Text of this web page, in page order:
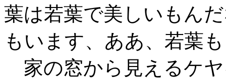
葉は若葉で美しいもん
もいます、ああ、若葉
家の窓から見えるケ